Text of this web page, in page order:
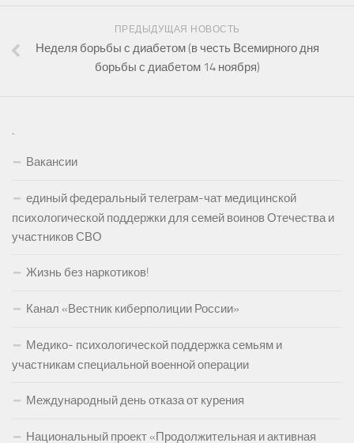
ПРЕДЫДУЩАЯ НОВОСТЬ
Неделя борьбы с диабетом (в честь Всемирного дня
борьбы с диабетом 14 ноября)
.
Вакансии
единый федеральный телеграм-чат медицинской
психологической поддержки для семей воинов Отечества и
участников СВО
Жизнь без наркотиков!
Канал «Вестник киберполиции России»
Медико- психологической поддержка семьям и
участникам специальной военной операции
Международный день отказа от курения
Национальный проект «Продолжительная и активная